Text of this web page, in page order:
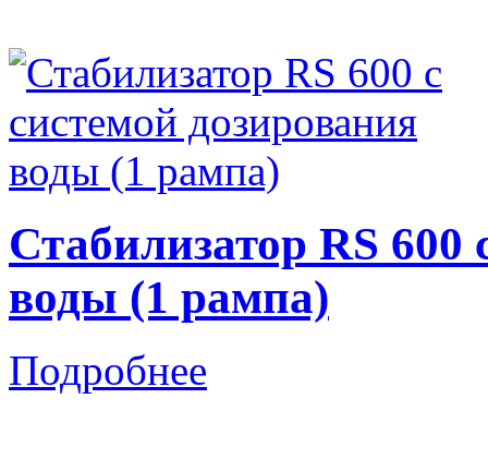
Стабилизатор RS 600
воды (1 рампа)
Подробнее